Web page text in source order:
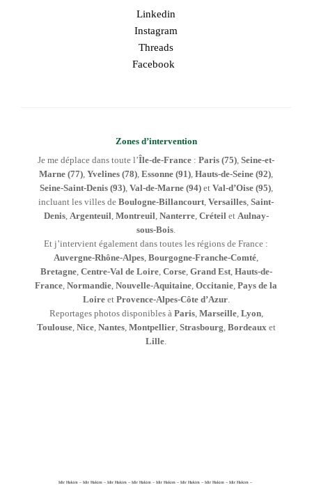
Linkedin
Instagram
Threads
Facebook
Zones d’intervention
Je me déplace dans toute l’Île-de-France : Paris (75) Seine-et-
Marne (77) Yvelines (78) Essonne (91) Hauts-de-Seine (92)
Seine-Saint-Denis (93), Val-de-Marne (94)et Val-d’Oise (95),
incluant les villes de Boulogne-Billancourt Versailles Saint-
Denis, Argenteuil Montreuil Nanterre, Créteil et Aulnay-
sous-Bois
Et j’intervient également dans toutes les régions de France :
Auvergne-Rhône-Alpes Bourgogne-Franche-Comté
Bretagne, Centre-Val de Loire, Corse, Grand Est, Hauts-de-
France Normandie Nouvelle-Aquitaine Occitanie Pays de la
Loireet Provence-Alpes-Côte d’Azur.
Reportages photos disponibles à Paris, Marseille, Lyon,
Toulouse, Nice, Nantes, Montpellier, Strasbourg Bordeaux et
Lille
Idir Hakim – Idir Hakim – Idir Hakim – Idir Hakim – Idir Hakim – Idir Hakim – Idir Hakim – Idir Hakim –